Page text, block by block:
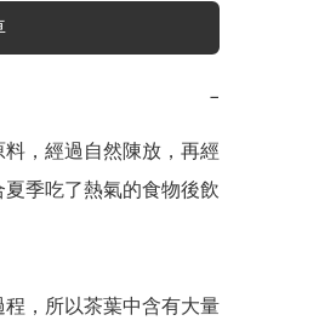
−
，經過自然陳放，再經
季吃了熱氣的食物後飲
，所以茶葉中含有大量